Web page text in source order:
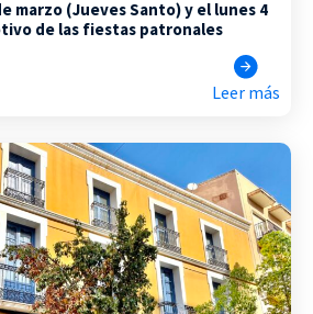
marzo (Jueves Santo) y el lunes 4
de las fiestas patronales
Leer más